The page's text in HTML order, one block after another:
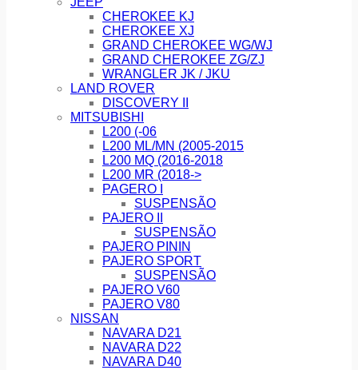
CHEROKEE KJ
CHEROKEE XJ
GRAND CHEROKEE WG/WJ
GRAND CHEROKEE ZG/ZJ
WRANGLER JK / JKU
LAND ROVER
DISCOVERY II
MITSUBISHI
L200 (-06
L200 ML/MN (2005-2015
L200 MQ (2016-2018
L200 MR (2018->
PAGERO I
SUSPENSÃO
PAJERO II
SUSPENSÃO
PAJERO PININ
PAJERO SPORT
SUSPENSÃO
PAJERO V60
PAJERO V80
NISSAN
NAVARA D21
NAVARA D22
NAVARA D40